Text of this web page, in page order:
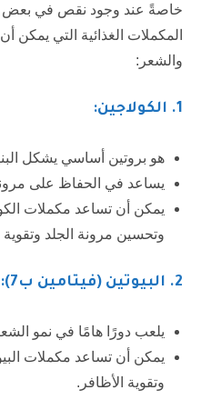
خاصةً عند وجود نقص في بعض
المكملات الغذائية التي
والشعر:
1. الكولاجين:
هو بروتين أساسي يشكل
يساعد في الحفاظ على
يمكن أن تساعد مكملات
وتحسين مرونة الجلد
2. البيوتين (فيتامين ب7):
يلعب دورًا هامًا في نمو
يمكن أن تساعد مكملات
وتقوية الأظافر.